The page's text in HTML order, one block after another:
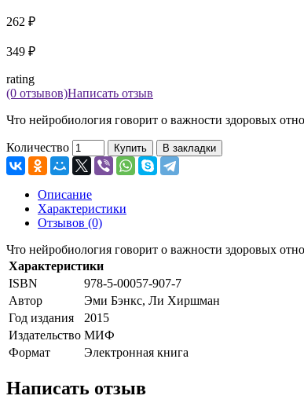
262 ₽
349 ₽
rating
(0 отзывов)Написать отзыв
Что нейробиология говорит о важности здоровых
Количество Купить В закладки
Описание
Характеристики
Отзывов (0)
Что нейробиология говорит о важности здоровых
Характеристики
ISBN
978-5-00057-907-7
Автор
Эми Бэнкс, Ли Хиршман
Год издания
2015
Издательство МИФ
Формат
Электронная книга
Написать отзыв